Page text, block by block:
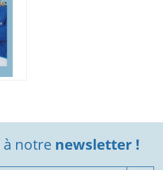
à notre newsletter !